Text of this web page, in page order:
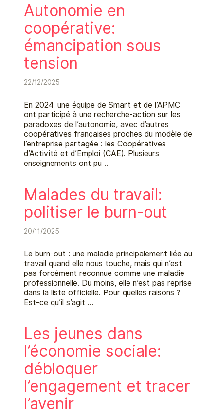
Autonomie en
coopérative:
émancipation sous
tension
22/12/2025
En 2024, une équipe de Smart et de l’APMC
ont participé à une recherche-action sur les
paradoxes de l’autonomie, avec d’autres
coopératives françaises proches du modèle de
l’entreprise partagée : les Coopératives
d’Activité et d’Emploi (CAE). Plusieurs
enseignements ont pu …
Malades du travail:
politiser le burn-out
20/11/2025
Le burn-out : une maladie principalement liée au
travail quand elle nous touche, mais qui n’est
pas forcément reconnue comme une maladie
professionnelle. Du moins, elle n’est pas reprise
dans la liste officielle. Pour quelles raisons ?
Est-ce qu’il s’agit …
Les jeunes dans
l’économie sociale:
débloquer
l’engagement et tracer
l’avenir